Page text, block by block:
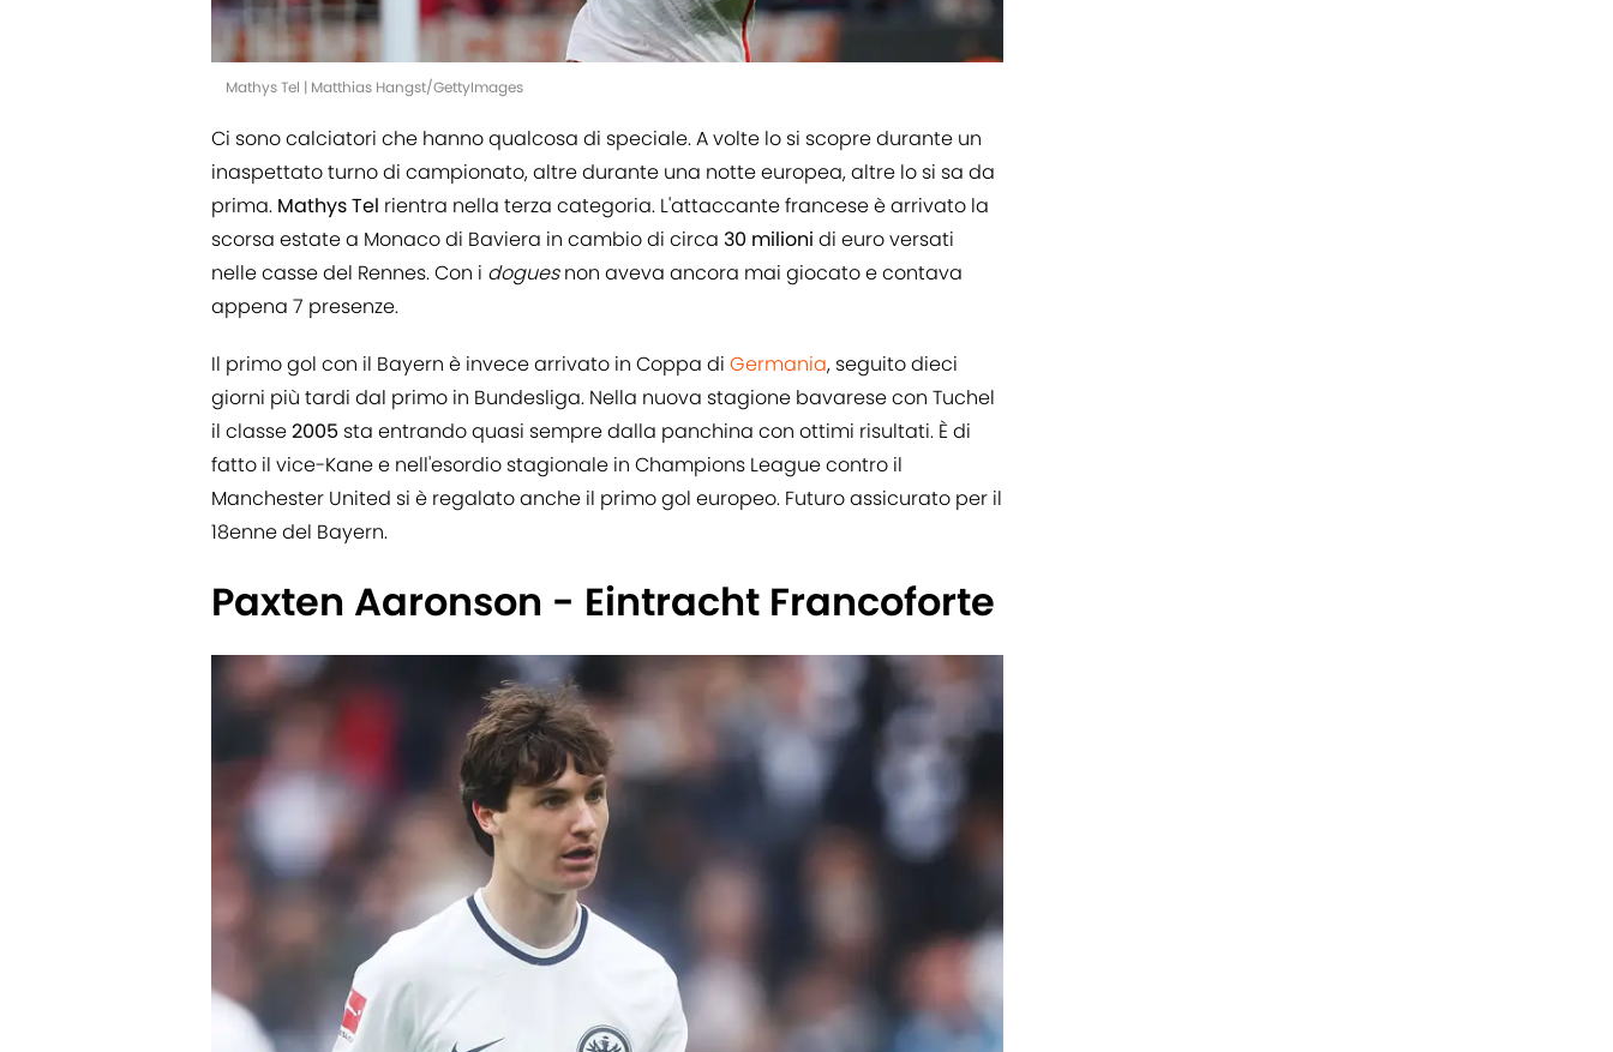
Mathys Tel | Matthias Hangst/GettyImages
Ci sono calciatori che hanno qualcosa di speciale. A volte lo si scopre durante un
inaspettato turno di campionato, altre durante una notte europea, altre lo si sa da
prima. Mathys Tel rientra nella terza categoria. L'attaccante francese è arrivato la
scorsa estate a Monaco di Baviera in cambio di circa 30 milioni di euro versati
nelle casse del Rennes. Con i doguesnon aveva ancora mai giocato e contava
appena 7 presenze.
Il primo gol con il Bayern è invece arrivato in Coppa di Germania, seguito dieci
giorni più tardi dal primo in Bundesliga. Nella nuova stagione bavarese con Tuchel
il classe2005 sta entrando quasi sempre dalla panchina con ottimi risultati. È di
fatto il vice-Kane e nell'esordio stagionale in Champions League contro il
Manchester United si è regalato anche il primo gol europeo. Futuro assicurato per il
18enne del Bayern.
Paxten Aaronson - Eintracht Francoforte